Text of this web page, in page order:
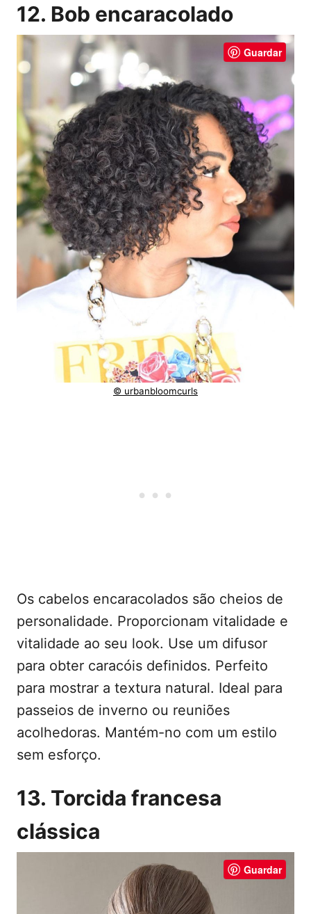
12. Bob encaracolado
Guardar
© urbanbloomcurls
Os cabelos encaracolados são cheios de
personalidade. Proporcionam vitalidade e
vitalidade ao seu look. Use um difusor
para obter caracóis definidos. Perfeito
para mostrar a textura natural. Ideal para
passeios de inverno ou reuniões
acolhedoras. Mantém-no com um estilo
sem esforço.
13. Torcida francesa
clássica
Guardar